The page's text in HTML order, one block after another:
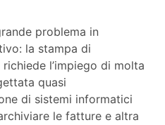
problema in
la stampa di
l’impiego di molta
quasi
di sistemi informatici
le fatture e altra